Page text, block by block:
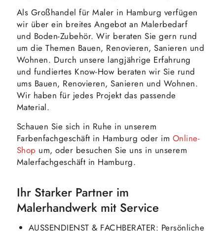
Als Großhandel für Maler in Hamburg verfügen
wir über ein breites Angebot an Malerbedarf
und Boden-Zubehör. Wir beraten Sie gern rund
um die Themen Bauen, Renovieren, Sanieren und
Wohnen. Durch unsere langjährige Erfahrung
und fundiertes Know-How beraten wir Sie rund
ums Bauen, Renovieren, Sanieren und Wohnen.
Wir haben für jedes Projekt das passende
Material.
Schauen Sie sich in Ruhe in unserem
Farbenfachgeschäft in Hamburg oder im Online-
Shop um, oder besuchen Sie uns in unserem
Malerfachgeschäft in Hamburg.
Ihr Starker Partner im
Malerhandwerk mit Service
AUSSENDIENST & FACHBERATER: Persönliche